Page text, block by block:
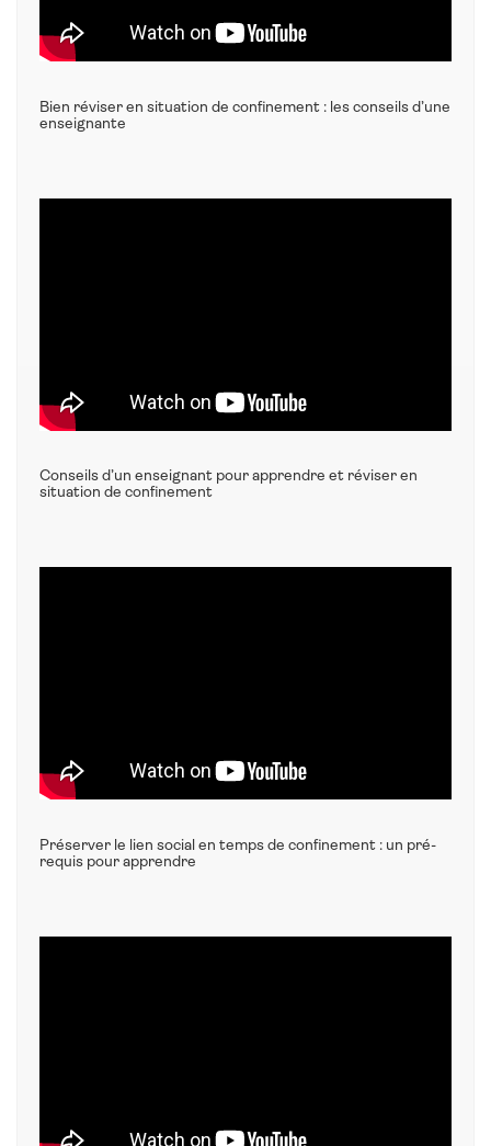
Bien réviser en situation de confinement : les conseils d’une
enseignante
Conseils d’un enseignant pour apprendre et réviser en
situation de confinement
Préserver le lien social en temps de confinement : un pré-
requis pour apprendre